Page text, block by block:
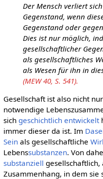
Der Mensch verliert
Gegenstand, wenn
Gegenstand oder
Dies ist nur möglich,
gesellschaftlicher
als gesellschaftliches
als Wesen für ihn in
(MEW 40, S. 541).
Gesellschaft ist also nicht
notwendige
sich geschichtlich entwickelt
immer dieser da ist. Im
Seinals gesellschaftliche
Lebenssubstanzen. Von
substanziell
Zusammenhang, in dem sie